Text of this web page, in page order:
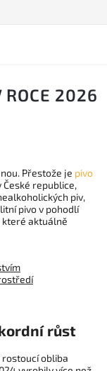
ROCE 2026
Přestože je pivo
republice,
piv,
pivo v pohodlí
které aktuálně
růst
obliba